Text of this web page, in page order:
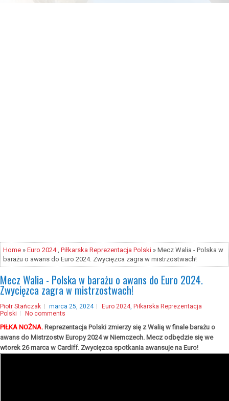
Home » Euro 2024, Piłkarska Reprezentacja Polski » Mecz Walia - Polska w
barażu o awans do Euro 2024. Zwycięzca zagra w mistrzostwach!
Mecz Walia - Polska w barażu o awans do Euro 2024.
Zwycięzca zagra w mistrzostwach!
Piotr Stańczak marca 25, 2024 Euro 2024, Piłkarska Reprezentacja
Polski
No comments
PIŁKA NOŻNA. Reprezentacja Polski zmierzy się z Walią w finale barażu o
awans do Mistrzostw Europy 2024 w Niemczech. Mecz odbędzie się we
wtorek 26 marca w Cardiff. Zwycięzca spotkania awansuje na Euro!